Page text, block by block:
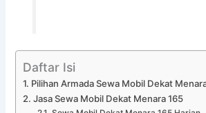
Daftar Isi
Pilihan Armada Sewa Mobil Dekat
Jasa Sewa Mobil Dekat Menara 165